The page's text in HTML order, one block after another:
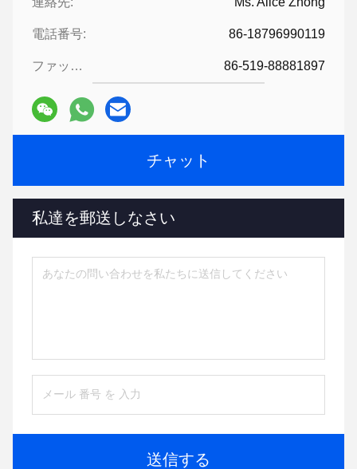
電話番号: 86-18796990119
ファックス: 86-519-88881897
チャット
私達を郵送しなさい
送信する